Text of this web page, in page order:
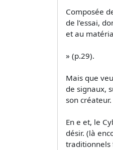
Composée
de l’essai,
et au
» (p.29).
Mais que
de signaux,
son créateur.
En e et, le
désir. (là
traditionnels